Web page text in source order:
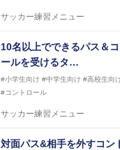
サッカー練習メニュー
10名以上でできるパス＆
ールを受けるタ…
#小学生向け #中学生向け #高校生向
#コントロール
サッカー練習メニュー
対面パス&相手を外すコン